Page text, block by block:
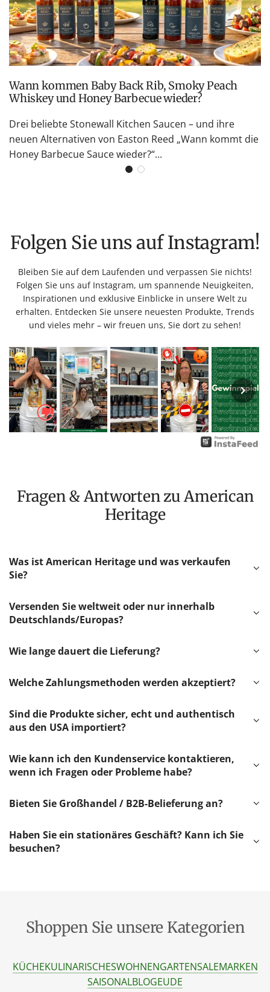
Wann kommen Baby Back Rib, Smoky Peach
Whiskey und Honey Barbecue wieder?
Drei beliebte Stonewall Kitchen Saucen – und ihre
neuen Alternativen von Easton Reed „Wann kommt die
Honey Barbecue Sauce wieder?“...
Folgen Sie uns auf Instagram!
Bleiben Sie auf dem Laufenden und verpassen Sie nichts!
Folgen Sie uns auf Instagram, um spannende Neuigkeiten,
Inspirationen und exklusive Einblicke in unsere Welt zu
erhalten. Entdecken Sie unsere neuesten Produkte, Trends
und vieles mehr – wir freuen uns, Sie dort zu sehen!
Fragen & Antworten zu American
Heritage
Was ist American Heritage und was verkaufen
Sie?
Versenden Sie weltweit oder nur innerhalb
Deutschlands/Europas?
Wie lange dauert die Lieferung?
Welche Zahlungsmethoden werden akzeptiert?
Sind die Produkte sicher, echt und authentisch
aus den USA importiert?
Wie kann ich den Kundenservice kontaktieren,
wenn ich Fragen oder Probleme habe?
Bieten Sie Großhandel / B2B-Belieferung an?
Haben Sie ein stationäres Geschäft? Kann ich Sie
besuchen?
Shoppen Sie unsere Kategorien
KÜCHEKULINARISCHESWOHNENGARTENSALEMARKEN
SAISONALBLOGEUDE